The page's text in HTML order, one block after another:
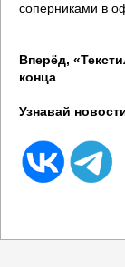
соперниками в
Вперёд,
конца
Узнавай